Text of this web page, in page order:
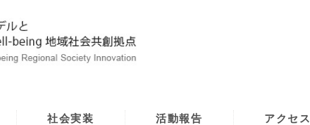
社会実装 活動報告 アクセス